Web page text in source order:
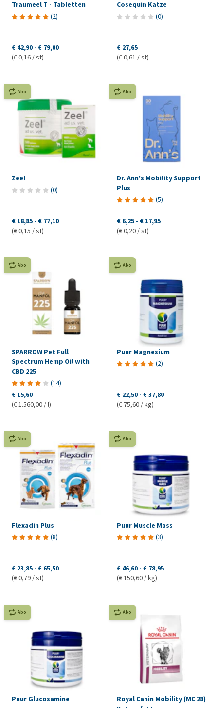
Traumeel T - Tabletten
(2)
€ 42,90 - € 79,00
(€ 0,16 / st)
Cosequin Katze
(0)
€ 27,65
(€ 0,61 / st)
Abo
Zeel
(0)
€ 18,85 - € 77,10
(€ 0,15 / st)
Abo
Dr. Ann's Mobility Support
Plus
(5)
€ 6,25 - € 17,95
(€ 0,20 / st)
Abo
SPARROW Pet Full
Spectrum Hemp Oil with
CBD 225
(14)
€ 15,60
(€ 1.560,00 / l)
Abo
Puur Magnesium
(2)
€ 22,50 - € 37,80
(€ 75,60 / kg)
Abo
Flexadin Plus
(8)
€ 23,85 - € 65,50
(€ 0,79 / st)
Abo
Puur Muscle Mass
(3)
€ 46,60 - € 78,95
(€ 150,60 / kg)
Abo
Puur Glucosamine
Abo
Royal Canin Mobility (MC 28)